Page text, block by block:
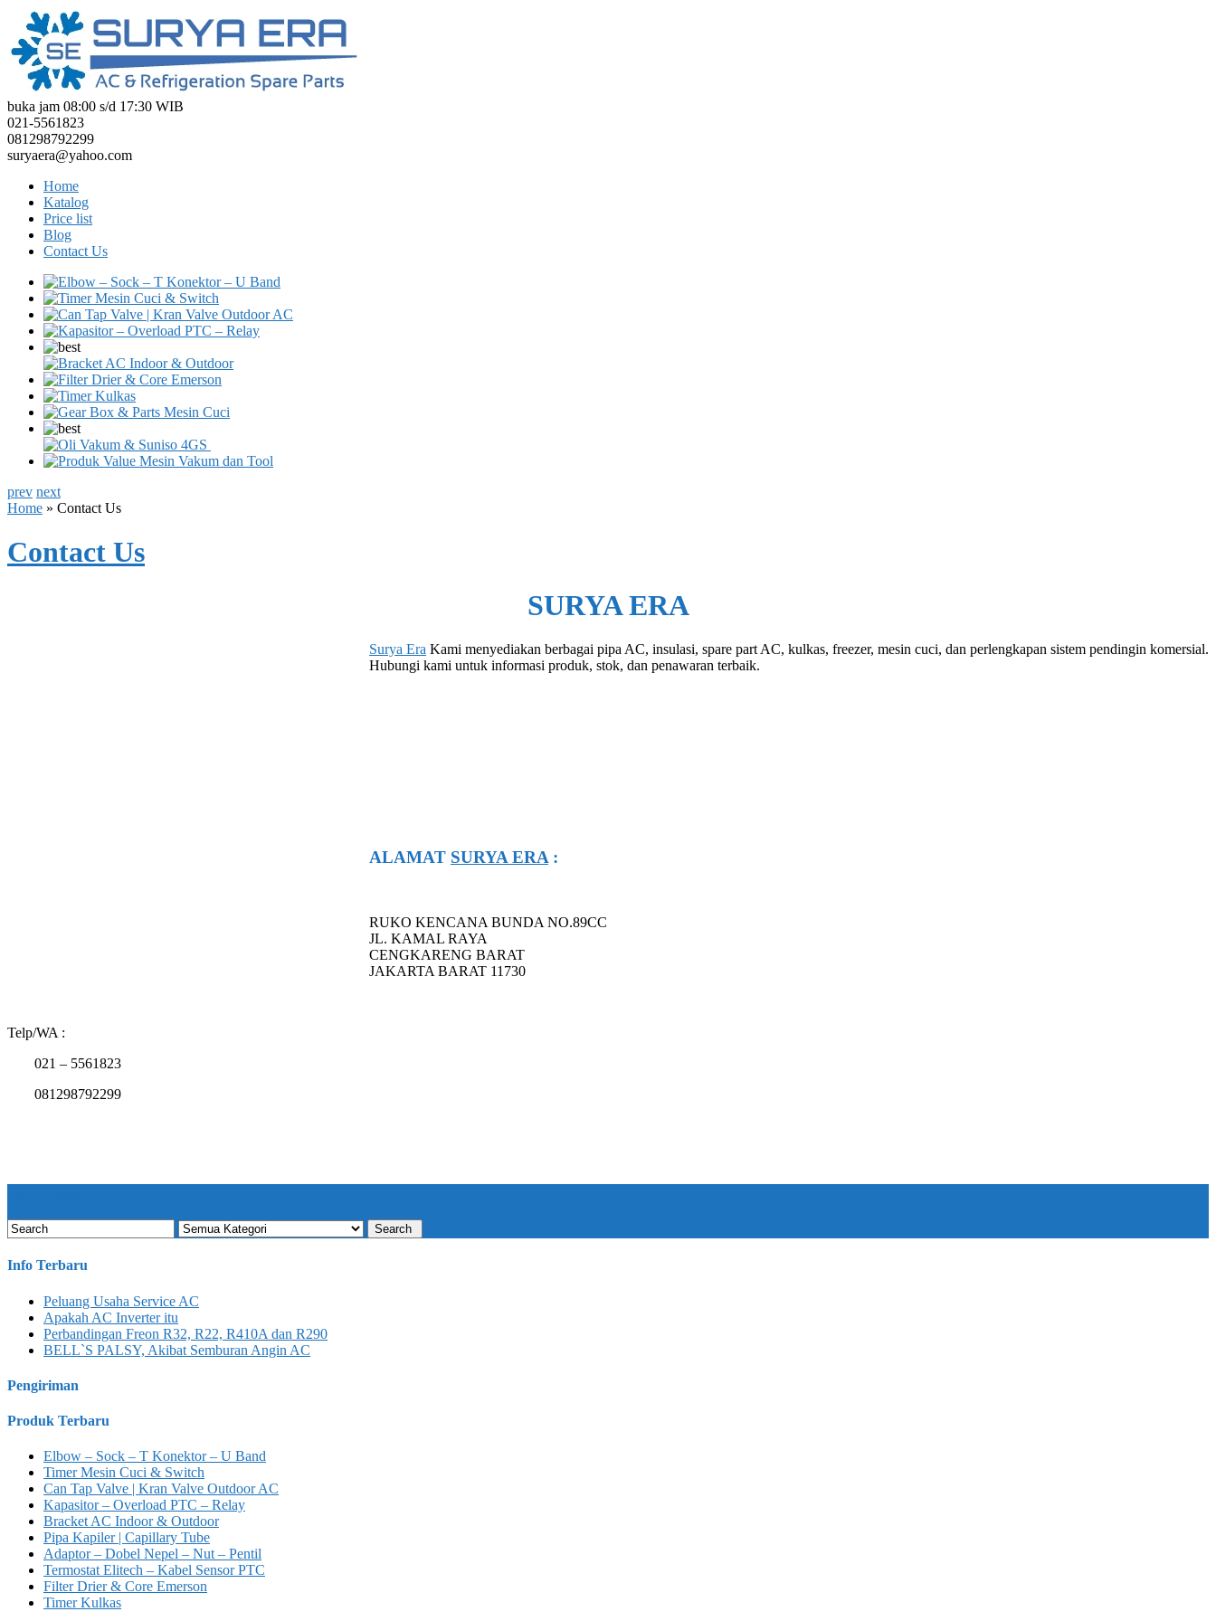
buka jam 08:00 s/d 17:30 WIB
021-5561823
081298792299
suryaera@yahoo.com
Home
Katalog
Price list
Blog
Contact Us
prev next
Home » Contact Us
Contact Us
SURYA ERA
Surya Era Kami menyediakan berbagai pipa AC, insulasi, spare part AC, kulkas, freezer, mesin cuci, dan perlengkapan sistem pendingin komersial.
Hubungi kami untuk informasi produk, stok, dan penawaran terbaik.
ALAMAT SURYA ERA :
RUKO KENCANA BUNDA NO.89CC
JL. KAMAL RAYA
CENGKARENG BARAT
JAKARTA BARAT 11730
Telp/WA :
021 – 5561823
081298792299
Info Terbaru
Peluang Usaha Service AC
Apakah AC Inverter itu
Perbandingan Freon R32, R22, R410A dan R290
BELL`S PALSY, Akibat Semburan Angin AC
Pengiriman
Produk Terbaru
Elbow – Sock – T Konektor – U Band
Timer Mesin Cuci & Switch
Can Tap Valve | Kran Valve Outdoor AC
Kapasitor – Overload PTC – Relay
Bracket AC Indoor & Outdoor
Pipa Kapiler | Capillary Tube
Adaptor – Dobel Nepel – Nut – Pentil
Termostat Elitech – Kabel Sensor PTC
Filter Drier & Core Emerson
Timer Kulkas